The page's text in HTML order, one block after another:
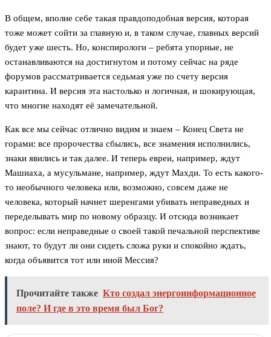
В общем, вполне себе такая правдоподобная версия, которая
тоже может сойти за главную и, в таком случае, главных версий
будет уже шесть. Но, конспирологи – ребята упорные, не
останавливаются на достигнутом и потому сейчас на ряде
форумов рассматривается седьмая уже по счету версия
карантина. И версия эта настолько и логичная, и шокирующая,
что многие находят её замечательной.
Как все мы сейчас отлично видим и знаем – Конец Света не
горами: все пророчества сбылись, все знамения исполнились,
знаки явились и так далее. И теперь евреи, например, ждут
Машиаха, а мусульмане, например, ждут Махди. То есть какого-
то необычного человека или, возможно, совсем даже не
человека, который начнет шеренгами убивать неправедных и
переделывать мир по новому образцу. И отсюда возникает
вопрос: если неправедные о своей такой печальной перспективе
знают, то будут ли они сидеть сложа руки и спокойно ждать,
когда объявится тот или иной Мессия?
Прочитайте также Кто создал энергоинформационное
поле? И где в это время был Бог?